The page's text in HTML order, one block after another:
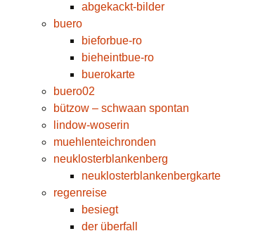
abgekackt-bilder
buero
bieforbue-ro
bieheintbue-ro
buerokarte
buero02
bützow – schwaan spontan
lindow-woserin
muehlenteichronden
neuklosterblankenberg
neuklosterblankenbergkarte
regenreise
besiegt
der überfall